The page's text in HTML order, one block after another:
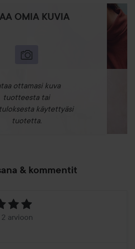
OMIA KUVIA
ottamasi kuva
tuotteesta tai
käytettyäsi
tuotetta.
& kommentit
arvioon